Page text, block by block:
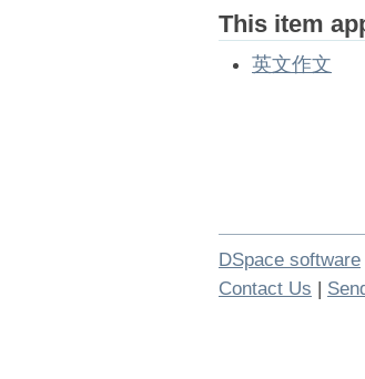
This item
英文作文
DSpace software
Contact Us |